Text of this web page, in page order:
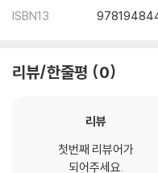
ISBN13
리뷰/한줄평 0
리뷰
첫번째 리뷰어가
되어주세요.